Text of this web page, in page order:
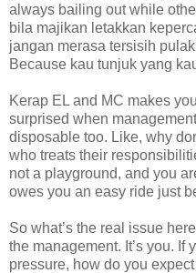
always bailing out while
bila majikan letakkan
jangan merasa tersisih
Because kau tunjuk yang
Kerap EL and MC makes
surprised when
disposable too. Like, why
who treats their
not a playground, and you
owes you an easy ride just
So what’s the real issue
the management. It’s you. If
pressure, how do you